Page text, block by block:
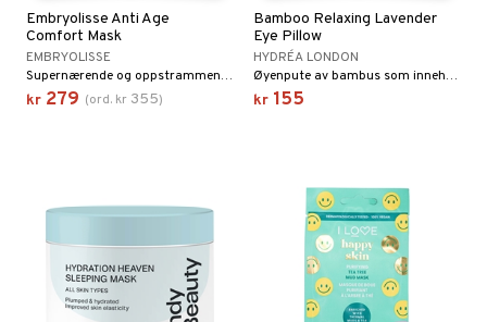
Embryolisse Anti Age
Comfort Mask
EMBRYOLISSE
Supernærende og oppstrammende anti-aldringsmaske fra Embryolisse
kr 279 (ord. kr 355)
Bamboo Relaxing Lavender
Eye Pillow
HYDRÉA LONDON
Øyenpute av bambus som inneholder lavendelblomster og ris fra Hydréa London
kr 155